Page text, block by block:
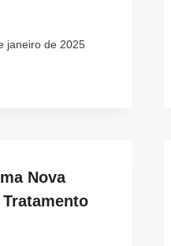
janeiro de 2025
Nova